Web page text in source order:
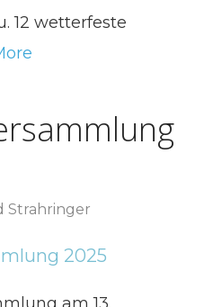
12 wetterfeste
Strahringer